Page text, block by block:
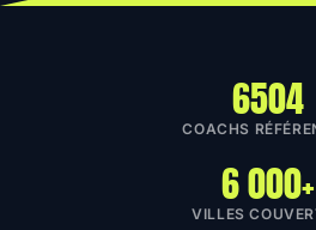
6504
COACHS
6 000+
VILLES